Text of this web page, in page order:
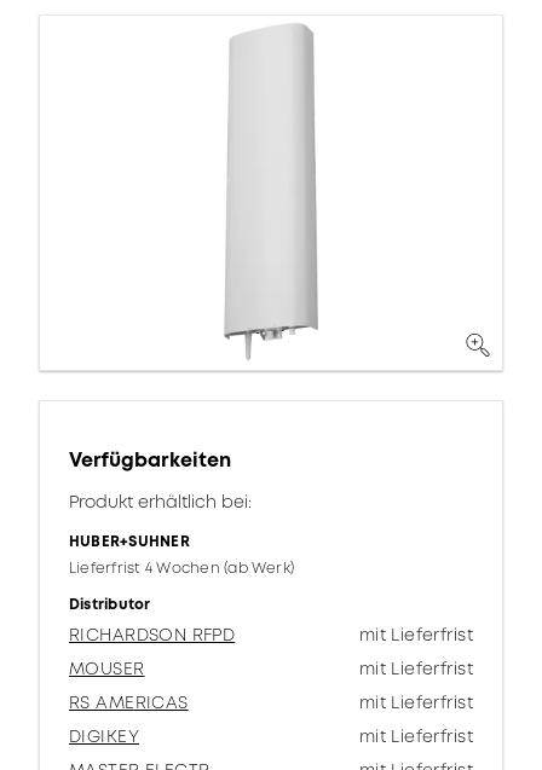
Verfügbarkeiten
Produkt erhältlich bei:
HUBER+SUHNER
Lieferfrist 4 Wochen (ab Werk)
Distributor
RICHARDSON RFPD
mit Lieferfrist
MOUSER
mit Lieferfrist
RS AMERICAS
mit Lieferfrist
DIGIKEY
mit Lieferfrist